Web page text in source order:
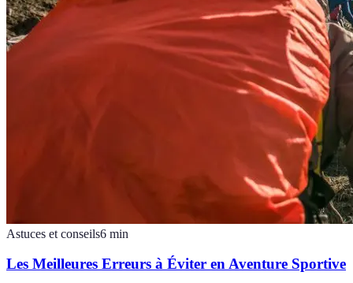
Astuces et conseils6 min
Les Meilleures Erreurs à Éviter en Aventure Sportive